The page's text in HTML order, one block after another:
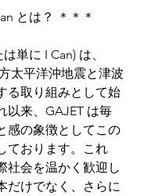
とは？ ＊＊＊
単に I Can) は、
太平洋沖地震と津波
る取り組みとして始
以来、GAJET は毎
感の象徴としてこの
ております。これ
社会を温かく歓迎し
だけでなく、さらに